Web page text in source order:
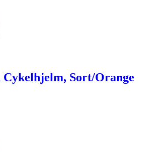
Cykelhjelm, Sort/Orange